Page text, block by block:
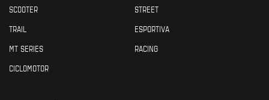
SCOOTER
STREET
TRAIL
ESPORTIVA
MT SERIES
RACING
CICLOMOTOR